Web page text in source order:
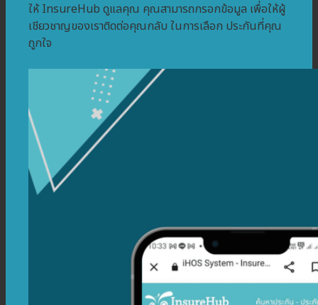
ให้ InsureHub ดูแลคุณ คุณสามารถกรอกข้อมูล เพื่อให้ผู้
เชียวชาญของเราติดต่อคุณกลับ ในการเลือก ประกันที่คุณ
ถูกใจ